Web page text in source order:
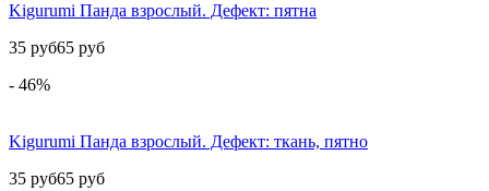
Kigurumi Панда взрослый. Дефект: пятна
35 руб65 руб
- 46%
Kigurumi Панда взрослый. Дефект: ткань, пятно
35 руб65 руб